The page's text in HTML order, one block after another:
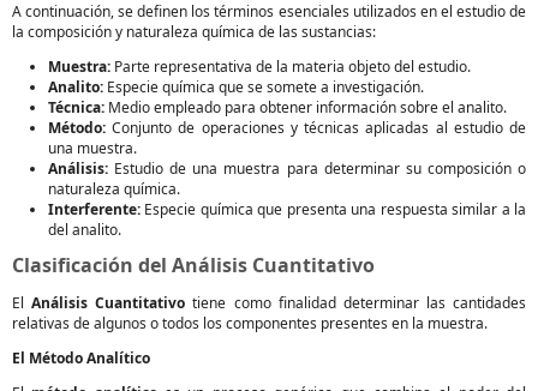
A continuación, se definen los términos esenciales utilizados en el estudio de
la composición y naturaleza química de las sustancias:
Muestra: Parte representativa de la materia objeto del estudio.
Analito: Especie química que se somete a investigación.
Técnica: Medio empleado para obtener información sobre el analito.
Método: Conjunto de operaciones y técnicas aplicadas al estudio de
una muestra.
Análisis: Estudio de una muestra para determinar su composición o
naturaleza química.
Interferente: Especie química que presenta una respuesta similar a la
del analito.
Clasificación del Análisis Cuantitativo
ElAnálisis Cuantitativo tiene como finalidad determinar las cantidades
relativas de algunos o todos los componentes presentes en la muestra.
El Método Analítico